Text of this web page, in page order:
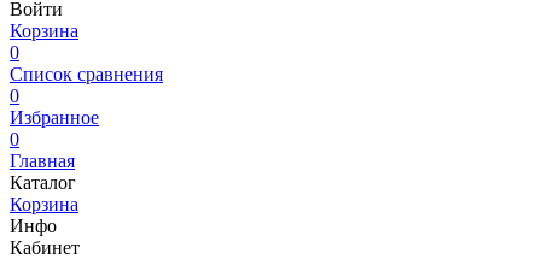
Войти
Корзина
0
Список сравнения
0
Избранное
0
Главная
Каталог
Корзина
Инфо
Кабинет